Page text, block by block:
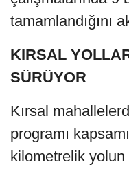
tamamlandığını
KIRSAL
SÜRÜYOR
Kırsal
programı
kilometrelik